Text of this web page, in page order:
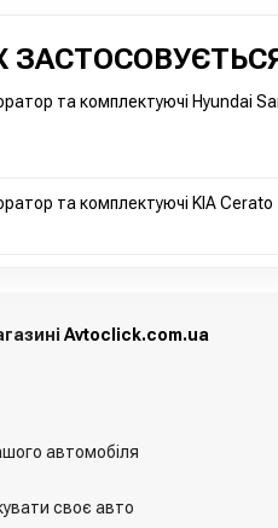
та комплектуючі Hyundai
та комплектуючі KIA Cerato
Avtoclick.com.ua
автомобіля
своє авто